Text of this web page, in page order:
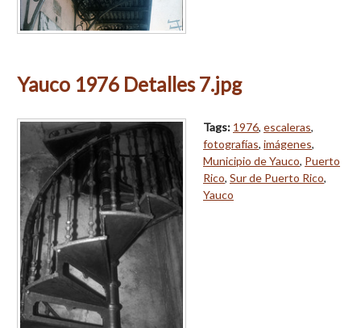
Yauco 1976 Detalles 7.jpg
Tags: 1976, escaleras,
fotografías, imágenes,
Municipio de Yauco, Puerto
Rico, Sur de Puerto Rico,
Yauco